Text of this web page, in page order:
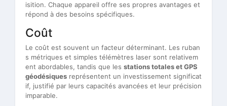
isition. Chaque appareil offre ses propres avantages et
répond à des besoins spécifiques.
Coût
Le coût est souvent un facteur déterminant. Les ruban
s métriques et simples télémètres laser sont relativem
ent abordables, tandis que les stations totales et GPS
géodésiques représentent un investissement significat
if, justifié par leurs capacités avancées et leur précision
imparable.